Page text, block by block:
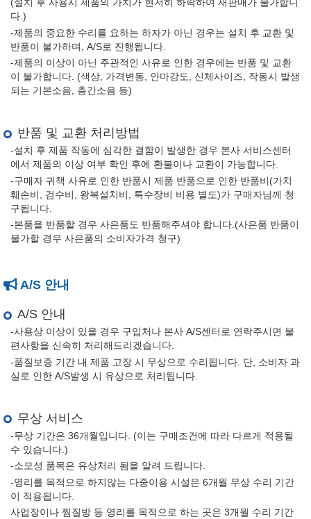
다.)
-제품의 중요한 수리를 요하는 하자가 아닌 경우는 설치 후 교환 및
반품이 불가하며, A/S로 진행됩니다.
-제품의 이상이 아닌 주관적인 사유로 인한 경우에는 반품 및 교환
이 불가합니다. (색상, 가격변동, 안마강도, 신체사이즈, 작동시 발생
되는 기본소음, 층간소음 등)
반품 및 교환 처리방법
-설치 후 제품 작동에 심각한 결함이 발생한 경우 본사 서비스센터
에서 제품의 이상 여부 확인 후에 환불이나 교환이 가능합니다.
-구매자 귀책 사유로 인한 반품시 제품 반품으로 인한 반품비(가치
훼손비, 검수비, 왕복설치비, 특수장비 비용 별도)가 구매자님께 청
구됩니다.
-본품을 반품할 경우 사은품도 반품해주셔야 합니다.(사은품 반품이
불가할 경우 사은품의 소비자가격 청구)
A/S 안내
A/S 안내
-사용상 이상이 있을 경우 구입처나 본사 A/S센터로 연락주시면 불
편사항을 신속히 처리해드리겠습니다.
-품질보증 기간 내 제품 고장 시 무상으로 수리됩니다. 단, 소비자 과
실로 인한 A/S발생 시 유상으로 처리됩니다.
무상 서비스
-무상 기간은 36개월입니다. (이는 구매조건에 따라 다르게 적용될
수 있습니다.)
-소모성 품목은 유상처리 됨을 알려 드립니다.
-영리를 목적으로 하지않는 다중이용 시설은 6개월 무상 수리 기간
이 적용됩니다.
사업장이나 찜질방 등 영리를 목적으로 하는 곳은 3개월 수리 기간